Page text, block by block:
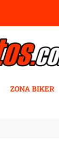
ZONA BIKER